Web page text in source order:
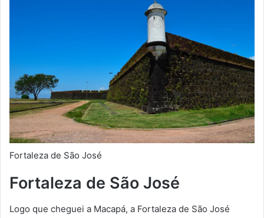
Fortaleza de São José
Fortaleza de São José
Logo que cheguei a Macapá, a Fortaleza de São José